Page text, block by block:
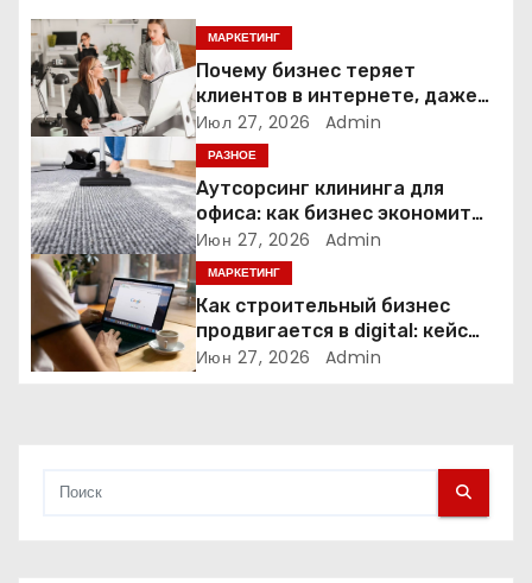
п
о
з
а
п
и
с
я
МАРКЕТИНГ
Почему бизнес теряет
клиентов в интернете, даже
если у него есть сайт
Июл 27, 2026 Admin
РАЗНОЕ
Аутсорсинг клининга для
офиса: как бизнес экономит
время и деньги на уборке
Июн 27, 2026 Admin
МАРКЕТИНГ
Как строительный бизнес
продвигается в digital: кейс
нишевых услуг
Июн 27, 2026 Admin